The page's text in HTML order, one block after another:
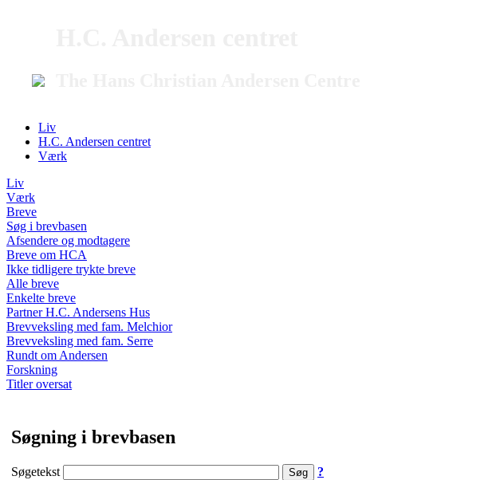
Liv
H.C. Andersen centret
Værk
Liv
Værk
Breve
Søg i brevbasen
Afsendere og modtagere
Breve om HCA
Ikke tidligere trykte breve
Alle breve
Enkelte breve
Partner H.C. Andersens Hus
Brevveksling med fam. Melchior
Brevveksling med fam. Serre
Rundt om Andersen
Forskning
Titler oversat
Søgning i brevbasen
Søgetekst ?